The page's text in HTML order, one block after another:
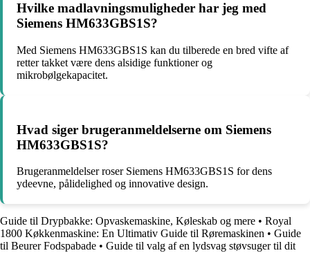
Hvilke madlavningsmuligheder har jeg med
Siemens HM633GBS1S?
Med Siemens HM633GBS1S kan du tilberede en bred vifte af
retter takket være dens alsidige funktioner og
mikrobølgekapacitet.
Hvad siger brugeranmeldelserne om Siemens
HM633GBS1S?
Brugeranmeldelser roser Siemens HM633GBS1S for dens
ydeevne, pålidelighed og innovative design.
Guide til Drypbakke: Opvaskemaskine, Køleskab og mere • Royal
1800 Køkkenmaskine: En Ultimativ Guide til Røremaskinen • Guide
til Beurer Fodspabade • Guide til valg af en lydsvag støvsuger til dit